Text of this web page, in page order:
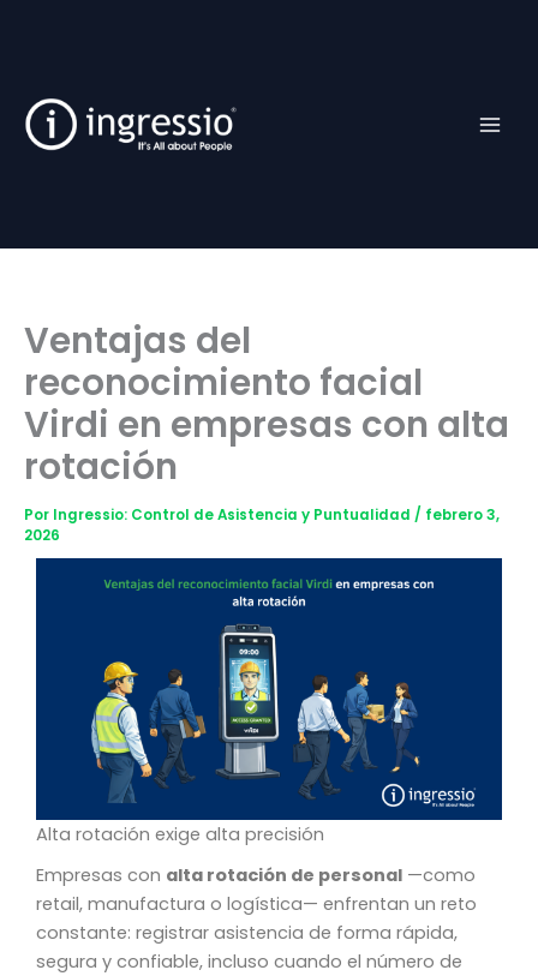
Ventajas del
reconocimiento facial
Virdi en empresas con alta
rotación
Por Ingressio: Control de Asistencia y Puntualidad / febrero 3,
2026
Alta rotación exige alta precisión
Empresas con alta rotación de personal —como
retail, manufactura o logística— enfrentan un reto
constante: registrar asistencia de forma rápida,
segura y confiable, incluso cuando el número de